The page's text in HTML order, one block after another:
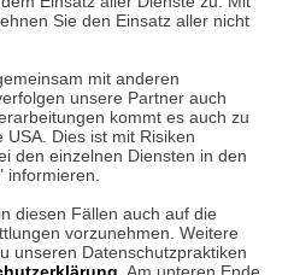
Sie den Einsatz aller nicht
mit anderen
unsere Partner auch
kommt es auch zu
Dies ist mit Risiken
den einzelnen Diensten in den
informieren.
diesen Fällen auch auf die
vorzunehmen. Weitere
unseren Datenschutzpraktiken
uns im Netz
und Entsorgung
Hinweisgeber-Schutzgesetz
Browser